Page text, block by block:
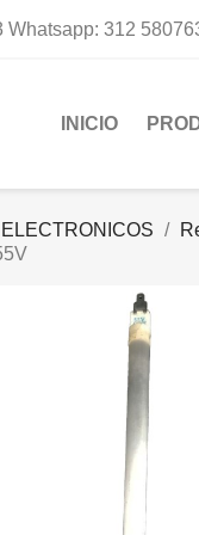
Whatsapp: 312
INICIO